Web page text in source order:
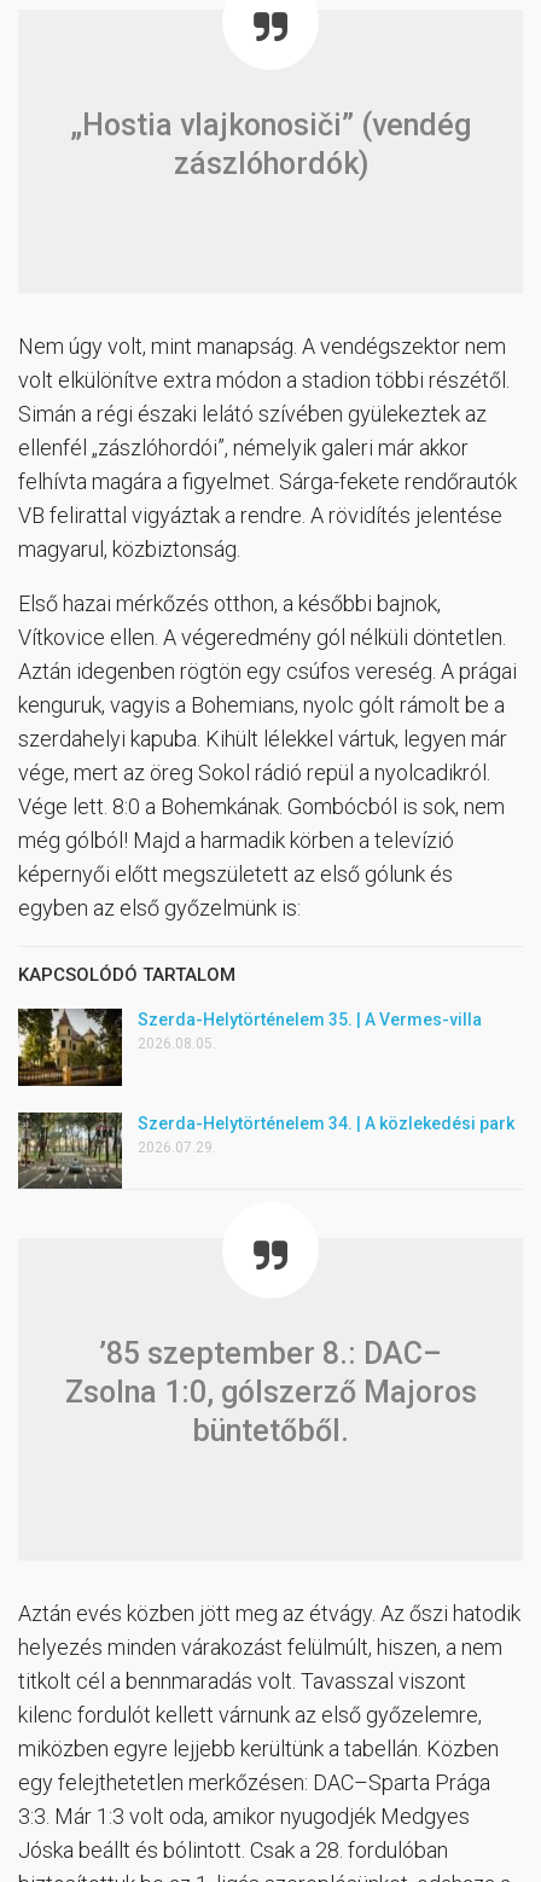
„Hostia vlajkonosiči” (vendég
zászlóhordók)
Nem úgy volt, mint manapság. A vendégszektor nem
volt elkülönítve extra módon a stadion többi részétől.
Simán a régi északi lelátó szívében gyülekeztek az
ellenfél „zászlóhordói”, némelyik galeri már akkor
felhívta magára a figyelmet. Sárga-fekete rendőrautók
VB felirattal vigyáztak a rendre. A rövidítés jelentése
magyarul, közbiztonság.
Első hazai mérkőzés otthon, a későbbi bajnok,
Vítkovice ellen. A végeredmény gól nélküli döntetlen.
Aztán idegenben rögtön egy csúfos vereség. A prágai
kenguruk, vagyis a Bohemians, nyolc gólt rámolt be a
szerdahelyi kapuba. Kihült lélekkel vártuk, legyen már
vége, mert az öreg Sokol rádió repül a nyolcadikról.
Vége lett. 8:0 a Bohemkának. Gombócból is sok, nem
még gólból! Majd a harmadik körben a televízió
képernyői előtt megszületett az első gólunk és
egyben az első győzelmünk is:
KAPCSOLÓDÓ TARTALOM
Szerda-Helytörténelem 35. | A Vermes-villa
2026.08.05.
Szerda-Helytörténelem 34. | A közlekedési park
2026.07.29.
’85 szeptember 8.: DAC–
Zsolna 1:0, gólszerző Majoros
büntetőből.
Aztán evés közben jött meg az étvágy. Az őszi hatodik
helyezés minden várakozást felülmúlt, hiszen, a nem
titkolt cél a bennmaradás volt. Tavasszal viszont
kilenc fordulót kellett várnunk az első győzelemre,
miközben egyre lejjebb kerültünk a tabellán. Közben
egy felejthetetlen merkőzésen: DAC–Sparta Prága
3:3. Már 1:3 volt oda, amikor nyugodjék Medgyes
Jóska beállt és bólintott. Csak a 28. fordulóban